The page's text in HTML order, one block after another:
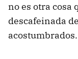
no es otra
descafeinada
acostumbrados.